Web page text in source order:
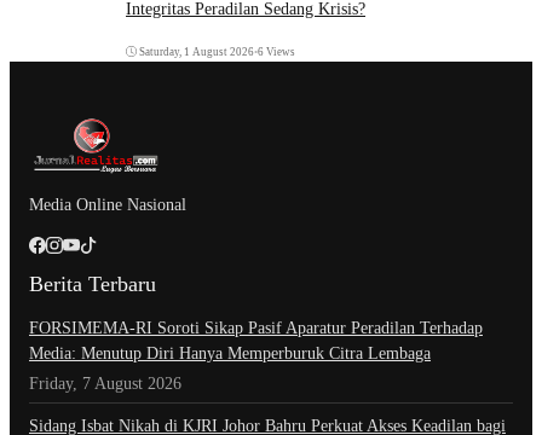
Integritas Peradilan Sedang Krisis?
Saturday, 1 August 2026•6 Views
Media Online Nasional
Berita Terbaru
​FORSIMEMA-RI Soroti Sikap Pasif Aparatur Peradilan Terhadap
Media: Menutup Diri Hanya Memperburuk Citra Lembaga
Friday, 7 August 2026
Sidang Isbat Nikah di KJRI Johor Bahru Perkuat Akses Keadilan bagi